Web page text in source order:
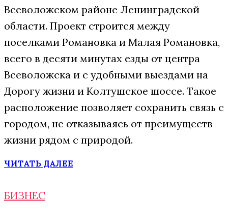
Всеволожском районе Ленинградской
области. Проект строится между
поселками Романовка и Малая Романовка,
всего в десяти минутах езды от центра
Всеволожска и с удобными выездами на
Дорогу жизни и Колтушское шоссе. Такое
расположение позволяет сохранить связь с
городом, не отказываясь от преимуществ
жизни рядом с природой.
ЧИТАТЬ ДАЛЕЕ
БИЗНЕС